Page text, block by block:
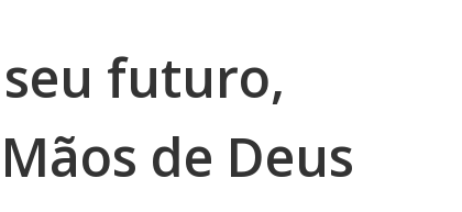
futuro,
de Deus